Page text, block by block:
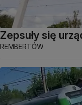
Zepsuły się
REMBERTÓW